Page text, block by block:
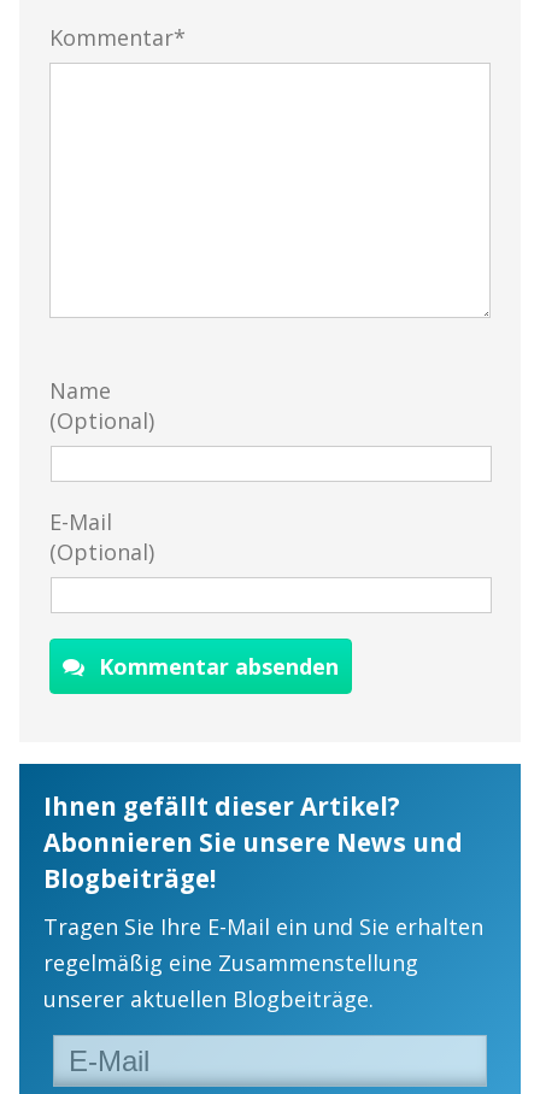
Kommentar*
Name
(Optional)
E-Mail
(Optional)
Kommentar absenden
Ihnen gefällt dieser Artikel?
Abonnieren Sie unsere News und
Blogbeiträge!
Tragen Sie Ihre E-Mail ein und Sie erhalten
regelmäßig eine Zusammenstellung
unserer aktuellen Blogbeiträge.